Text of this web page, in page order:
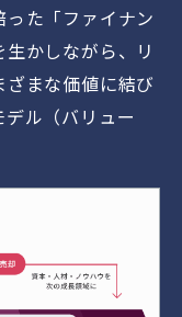
た「ファイナン
かしながら、リ
まな価値に結び
ル（バリュー